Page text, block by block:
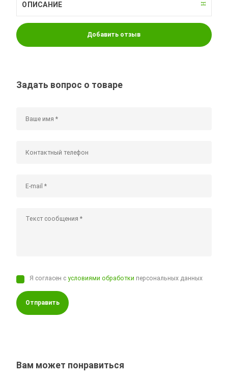
ОПИСАНИЕ
Добавить отзыв
Задать вопрос о товаре
Я согласен сусловиями обработки персональных данных
Отправить
Вам может понравиться